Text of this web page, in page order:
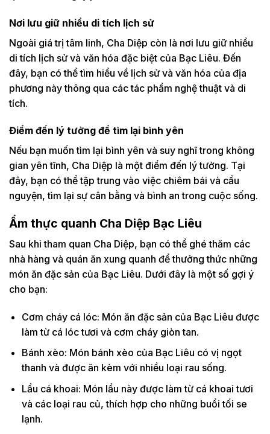
Nơi lưu giữ nhiều di tích lịch sử
Ngoài giá trị tâm linh, Cha Diệp còn là nơi lưu giữ nhiều
di tích lịch sử và văn hóa đặc biệt của Bạc Liêu. Đến
đây, bạn có thể tìm hiểu về lịch sử và văn hóa của địa
phương này thông qua các tác phẩm nghệ thuật và di
tích.
Điểm đến lý tưởng để tìm lại bình yên
Nếu bạn muốn tìm lại bình yên và suy nghĩ trong không
gian yên tĩnh, Cha Diệp là một điểm đến lý tưởng. Tại
đây, bạn có thể tập trung vào việc chiêm bái và cầu
nguyện, tìm lại sự cân bằng và bình an trong cuộc sống.
Ẩm thực quanh Cha Diệp Bạc Liêu
Sau khi tham quan Cha Diệp, bạn có thể ghé thăm các
nhà hàng và quán ăn xung quanh để thưởng thức những
món ăn đặc sản của Bạc Liêu. Dưới đây là một số gợi ý
cho bạn:
Cơm cháy cá lóc: Món ăn đặc sản của Bạc Liêu được
làm từ cá lóc tươi và cơm cháy giòn tan.
Bánh xèo: Món bánh xèo của Bạc Liêu có vị ngọt
thanh và được ăn kèm với nhiều loại rau sống.
Lẩu cá khoai: Món lẩu này được làm từ cá khoai tươi
và các loại rau củ, thích hợp cho những buổi tối se
lạnh.